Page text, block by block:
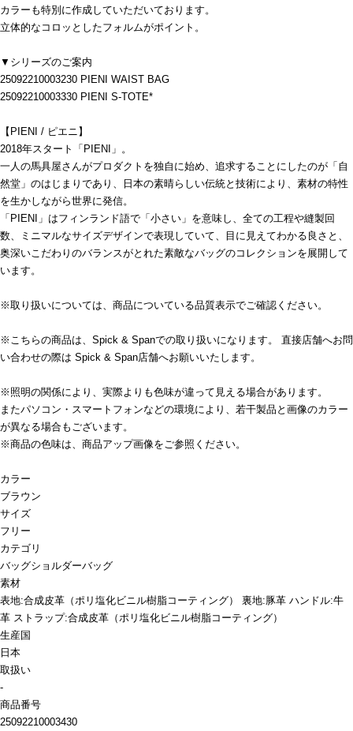
カラーも特別に作成していただいております。
立体的なコロッとしたフォルムがポイント。
▼シリーズのご案内
25092210003230 PIENI WAIST BAG
25092210003330 PIENI S-TOTE*
【PIENI / ピエニ】
2018年スタート「PIENI」。
一人の馬具屋さんがプロダクトを独自に始め、追求することにしたのが「自
然堂」のはじまりであり、日本の素晴らしい伝統と技術により、素材の特性
を生かしながら世界に発信。
「PIENI」はフィンランド語で「小さい」を意味し、全ての工程や縫製回
数、ミニマルなサイズデザインで表現していて、目に見えてわかる良さと、
奥深いこだわりのバランスがとれた素敵なバッグのコレクションを展開して
います。
※取り扱いについては、商品についている品質表示でご確認ください。
※こちらの商品は、Spick & Spanでの取り扱いになります。 直接店舗へお問
い合わせの際は Spick & Span店舗へお願いいたします。
※照明の関係により、実際よりも色味が違って見える場合があります。
またパソコン・スマートフォンなどの環境により、若干製品と画像のカラー
が異なる場合もございます。
※商品の色味は、商品アップ画像をご参照ください。
カラー
ブラウン
サイズ
フリー
カテゴリ
バッグショルダーバッグ
素材
表地:合成皮革（ポリ塩化ビニル樹脂コーティング） 裏地:豚革 ハンドル:牛
革 ストラップ:合成皮革（ポリ塩化ビニル樹脂コーティング）
生産国
日本
取扱い
-
商品番号
25092210003430